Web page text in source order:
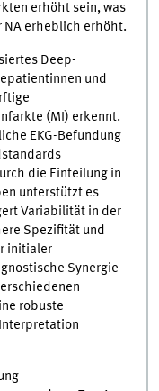
erhöht sein, was
erheblich erhöht.
Deep-
und
(MI) erkennt.
EKG-Befundung
die Einteilung in
unterstützt es
Variabilität in der
Spezifität und
initialer
Synergie
robuste